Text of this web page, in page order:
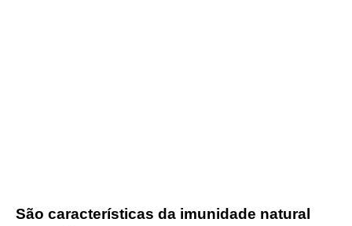
São características da imunidade natural